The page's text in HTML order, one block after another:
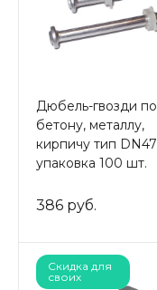
Дюбель-гвозди по
бетону, металлу,
кирпичу тип DN47
упаковка 100 шт.
386 руб.
Скидка для
своих